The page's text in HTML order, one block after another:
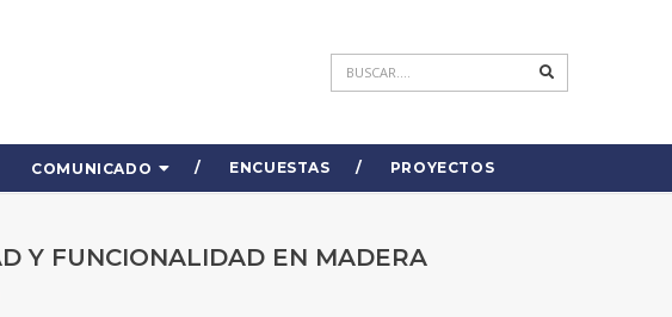
COMUNICADO ENCUESTAS PROYECTOS
Y FUNCIONALIDAD EN MADERA